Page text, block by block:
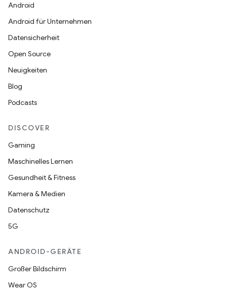
Android
Android für Unternehmen
Datensicherheit
Open Source
Neuigkeiten
Blog
Podcasts
DISCOVER
Gaming
Maschinelles Lernen
Gesundheit & Fitness
Kamera & Medien
Datenschutz
5G
ANDROID-GERÄTE
Großer Bildschirm
Wear OS